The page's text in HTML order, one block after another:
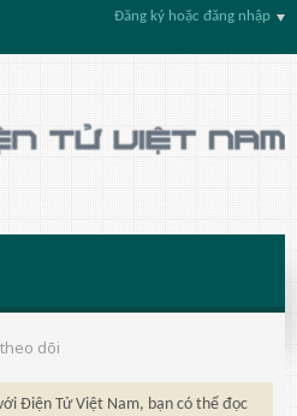
Đăng ký hoặc đăng nhập
dõi
Điện Tử Việt Nam, bạn có thể đọc